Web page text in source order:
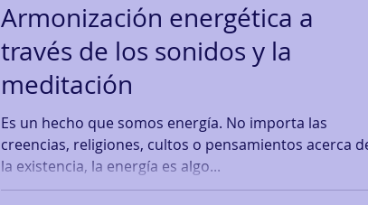
Armonización energética a
través de los sonidos y la
meditación
Es un hecho que somos energía. No importa las
creencias, religiones, cultos o pensamientos acerca
la existencia, la energía es algo...